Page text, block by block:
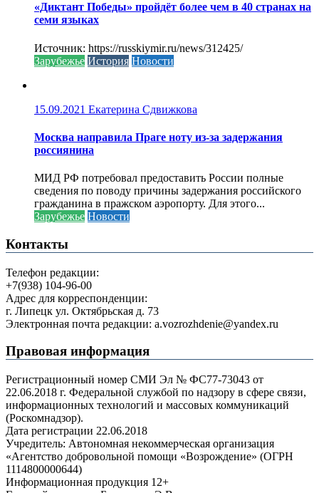
«Диктант Победы» пройдёт более чем в 40 странах на
семи языках
Источник: https://russkiymir.ru/news/312425/
Зарубежье История Новости
15.09.2021 Екатерина Сдвижкова
Москва направила Праге ноту из-за задержания
россиянина
МИД РФ потребовал предоставить России полные
сведения по поводу причины задержания российского
гражданина в пражском аэропорту. Для этого...
Зарубежье Новости
Контакты
Телефон редакции:
+7(938) 104-96-00
Адрес для корреспонденции:
г. Липецк ул. Октябрьская д. 73
Электронная почта редакции: a.vozrozhdenie@yandex.ru
Правовая информация
Регистрационный номер СМИ Эл № ФС77-73043 от
22.06.2018 г. Федеральной службой по надзору в сфере связи,
информационных технологий и массовых коммуникаций
(Роскомнадзор).
Дата регистрации 22.06.2018
Учредитель: Автономная некоммерческая организация
«Агентство добровольной помощи «Возрождение» (ОГРН
1114800000644)
Информационная продукция 12+